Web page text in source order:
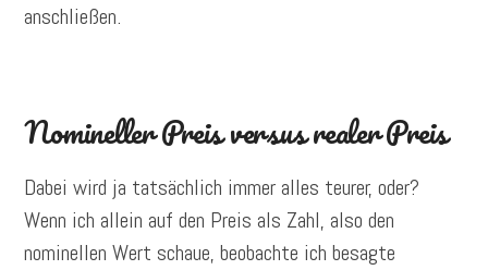
anschließen.
Nomineller Preis versus realer Preis
Dabei wird ja tatsächlich immer alles teurer, oder?
Wenn ich allein auf den Preis als Zahl, also den
nominellen Wert schaue, beobachte ich besagte